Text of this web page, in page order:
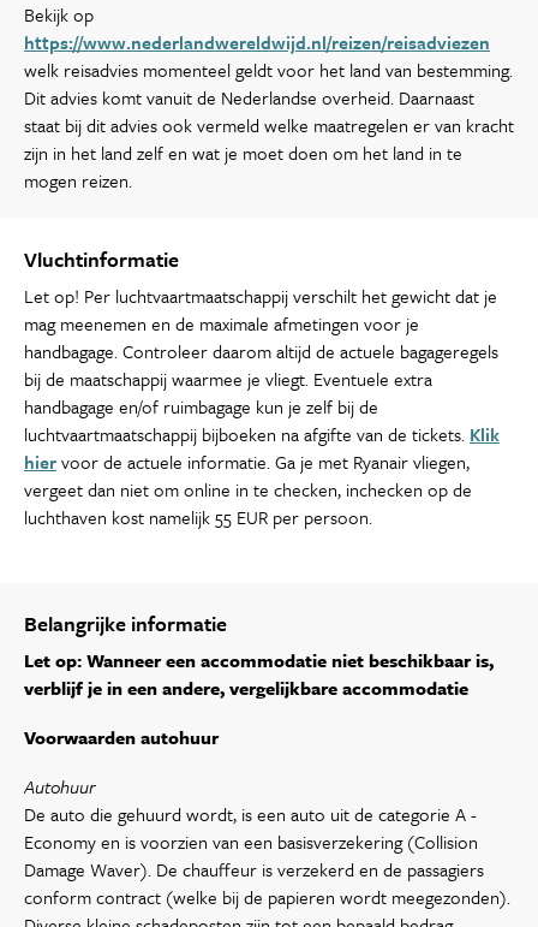
Bekijk op
https://www.nederlandwereldwijd.nl/reizen/reisadviezen
welk reisadvies momenteel geldt voor het land van bestemming.
Dit advies komt vanuit de Nederlandse overheid. Daarnaast
staat bij dit advies ook vermeld welke maatregelen er van kracht
zijn in het land zelf en wat je moet doen om het land in te
mogen reizen.
Vluchtinformatie
Let op! Per luchtvaartmaatschappij verschilt het gewicht dat je
mag meenemen en de maximale afmetingen voor je
handbagage. Controleer daarom altijd de actuele bagageregels
bij de maatschappij waarmee je vliegt. Eventuele extra
handbagage en/of ruimbagage kun je zelf bij de
luchtvaartmaatschappij bijboeken na afgifte van de tickets. Klik
hiervoor de actuele informatie. Ga je met Ryanair vliegen,
vergeet dan niet om online in te checken, inchecken op de
luchthaven kost namelijk 55 EUR per persoon.
Belangrijke informatie
Let op: Wanneer een accommodatie niet beschikbaar is,
verblijf je in een andere, vergelijkbare accommodatie
Voorwaarden autohuur
Autohuur
De auto die gehuurd wordt, is een auto uit de categorie A -
Economy en is voorzien van een basisverzekering (Collision
Damage Waver). De chauffeur is verzekerd en de passagiers
conform contract (welke bij de papieren wordt meegezonden).